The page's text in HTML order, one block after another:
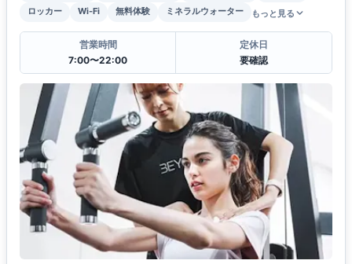
ロッカー
Wi-Fi 無料体験 ミネラルウォーター もっと見る
営業時間
7:00〜22:00
定休日
要確認